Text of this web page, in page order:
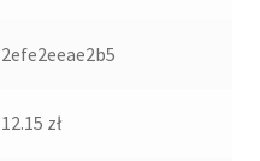
2efe2eeae2b5
12.15 zł